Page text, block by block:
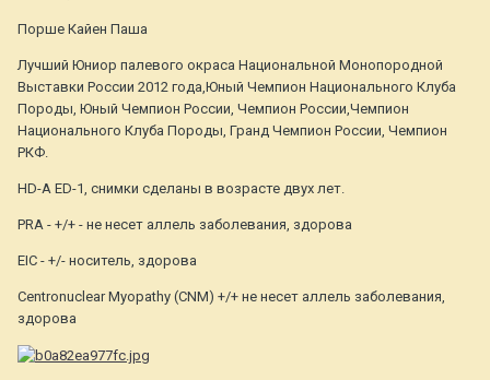
Порше Кайен Паша
Лучший Юниор палевого окраса Национальной Монопородной
Выставки России 2012 года,Юный Чемпион Национального Клуба
Породы, Юный Чемпион России, Чемпион России,Чемпион
Национального Клуба Породы, Гранд Чемпион России, Чемпион
РКФ.
HD-A ED-1, снимки сделаны в возрасте двух лет.
PRA - +/+ - не несет аллель заболевания, здорова
EIC - +/- носитель, здорова
Centronuclear Myopathy (CNM) +/+ не несет аллель заболевания,
здорова